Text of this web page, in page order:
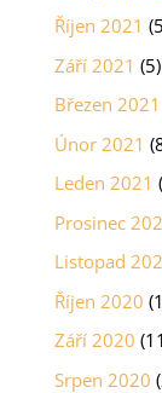
Říjen 2021
Září 2021 (5)
Březen 2021
Únor 2021
Leden 2021
Prosinec
Listopad
Říjen 2020
Září 2020
Srpen 2020